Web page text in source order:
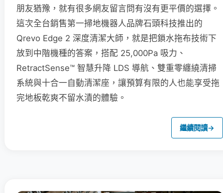
朋友猶豫，就有很多網友留言問有沒有更平價的選擇。
這次全台銷售第一掃地機器人品牌石頭科技推出的
Qrevo Edge 2 深度清潔大師，就是把鎖水拖布技術下
放到中階機種的答案，搭配 25,000Pa 吸力、
RetractSense™ 智慧升降 LDS 導航、雙重零纏繞清掃
系統與十合一自動清潔座，讓預算有限的人也能享受拖
完地板乾爽不留水漬的體驗。
繼續閱讀→